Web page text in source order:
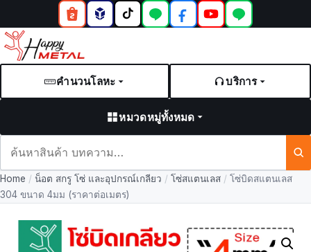
คำนวนโลหะ บริการ
หมวดหมู่ทั้งหมด
และ
บทความ
Home / น็อต สกรู โซ่ และอุปกรณ์เกลียว / โซ่สแตนเลส / โซ่บิดสแตนเลส
304 ขนาด 4มม (ราคาต่อเมตร)